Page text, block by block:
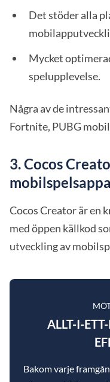
Det stöder alla
Mycket
spelupplevelse.
Några av de
Fortnite, PUBG
3.Cocos
Cocos Creator är en
med öppen källkod
utveckling av
ALLT-I-
Bakom varje